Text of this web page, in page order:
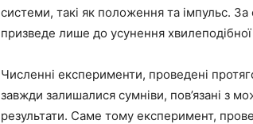
системи, такі як положення та імпульс.
призведе лише до усунення хвилеподібної
Численні експерименти, проведені
завжди залишалися сумніви, пов’язані з
результати. Саме тому експеримент,